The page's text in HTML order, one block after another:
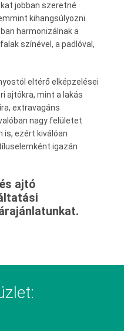
jobban szeretné
kihangsúlyozni.
harmonizálnak a
színével, a padlóval,
eltérő elképzelései
ajtókra, mint a lakás
extravagáns
nagy felületet
is, ezért kiválóan
igazán
ajtó